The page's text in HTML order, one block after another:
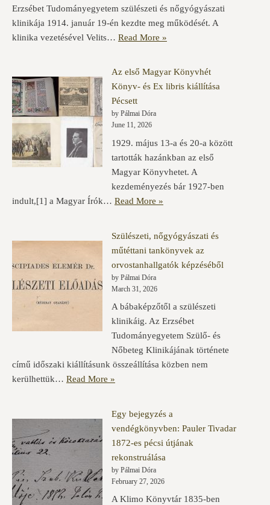
Erzsébet Tudományegyetem szülészeti és nőgyógyászati
klinikája 1914. január 19-én kezdte meg működését. A
klinika vezetésével Velits… Read More »
Az első Magyar Könyvhét
Könyv- és Ex libris kiállítása
Pécsett
by Pálmai Dóra
June 11, 2026
1929. május 13-a és 20-a között
tartották hazánkban az első
Magyar Könyvhetet. A
kezdeményezés bár 1927-ben
indult,[1] a Magyar Írók… Read More »
Szülészeti, nőgyógyászati és
műtéttani tankönyvek az
orvostanhallgatók képzéséből
by Pálmai Dóra
March 31, 2026
A bábaképzőtől a szülészeti
klinikáig. Az Erzsébet
Tudományegyetem Szülő- és
Nőbeteg Klinikájának története
című időszaki kiállításunk összeállítása közben nem
kerülhettük… Read More »
Egy bejegyzés a
vendégkönyvben: Pauler Tivadar
1872-es pécsi útjának
rekonstruálása
by Pálmai Dóra
February 27, 2026
A Klimo Könyvtár 1835-ben